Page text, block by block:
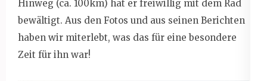
Hinweg (ca. 100km) hat er freiwillig mit dem Rad
bewältigt. Aus den Fotos und aus seinen Berichten
haben wir miterlebt, was das für eine besondere
Zeit für ihn war!